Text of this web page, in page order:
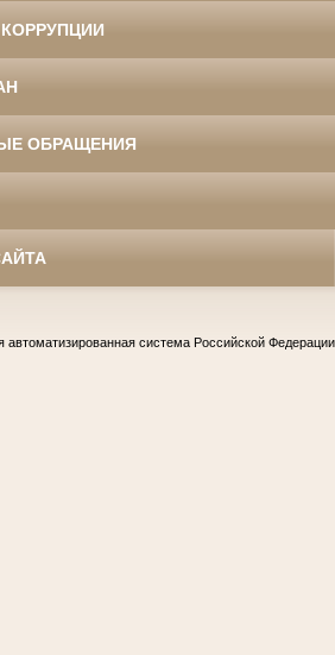
ОБРАЩЕНИЯ
автоматизированная система Российской